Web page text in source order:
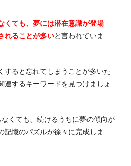
くても、夢には潜在意識が登場
れることが多いと言われていま
すると忘れてしまうことが多いた
連するキーワードを見つけましょ
くても、続けるうちに夢の傾向が
記憶のパズルが徐々に完成しま